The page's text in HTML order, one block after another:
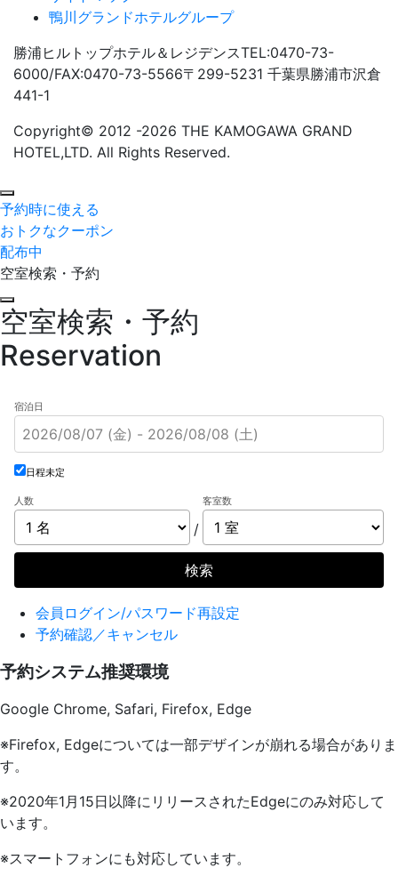
鴨川グランドホテルグループ
勝浦ヒルトップホテル＆レジデンスTEL:0470-73-
6000/FAX:0470-73-5566〒299-5231 千葉県勝浦市沢倉
441-1
Copyright© 2012 -2026 THE KAMOGAWA GRAND
HOTEL,LTD. All Rights Reserved.
予約時に使える
おトクなクーポン
配布中
空室検索・予約
Close
空室検索・予約
Reservation
宿泊日
日程未定
人数
/
客室数
検索
会員ログイン/パスワード再設定
予約確認／キャンセル
予約システム推奨環境
Google Chrome, Safari, Firefox, Edge
※Firefox, Edgeについては一部デザインが崩れる場合がありま
す。
※2020年1月15日以降にリリースされたEdgeにのみ対応して
います。
※スマートフォンにも対応しています。